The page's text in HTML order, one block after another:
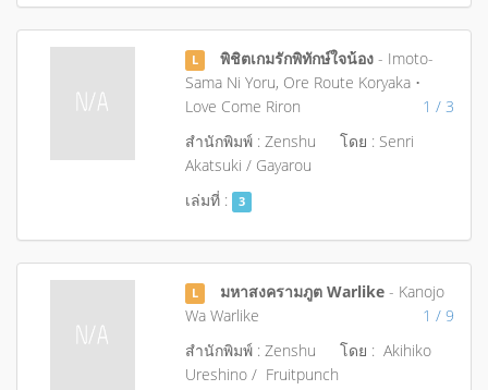
L พิชิตเกมรักพิทักษ์ใจน้อง - Imoto-
Sama Ni Yoru, Ore Route Koryaka •
Love Come Riron
1 / 3
สำนักพิมพ์ : Zenshu
โดย : Senri
Akatsuki / Gayarou
เล่มที่ :
3
L มหาสงครามภูต Warlike - Kanojo
Wa Warlike
1 / 9
สำนักพิมพ์ : Zenshu
โดย : Akihiko
Ureshino / Fruitpunch